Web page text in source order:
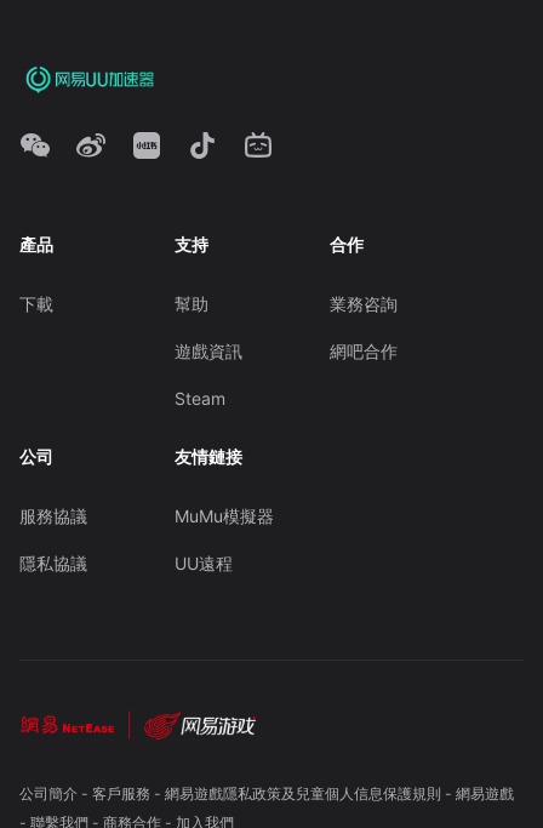
產品
下載
支持
幫助
遊戲資訊
Steam
合作
業務咨詢
網吧合作
公司
服務協議
隱私協議
友情鏈接
MuMu模擬器
UU遠程
公司簡介- 客戶服務 - 網易遊戲隱私政策及兒童個人信息保護規則 - 網易遊戲
- 聯繫我們- 商務合作- 加入我們